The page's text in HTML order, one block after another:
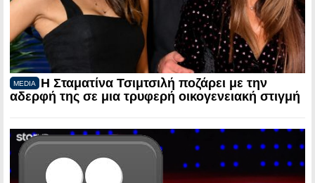
MEDIA
Η Σταματίνα Τσιμτσιλή ποζάρει με την
αδερφή της σε μια τρυφερή οικογενειακή στιγμή